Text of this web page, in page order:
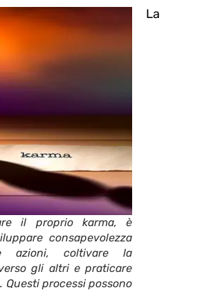
il proprio karma, è
consapevolezza
azioni, coltivare la
gli altri e praticare
Questi processi possono
La